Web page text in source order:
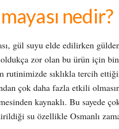
nedir?
gül suyu elde edilirken
zor olan bu ürün için
rutinimizde sıklıkla tercih
çok daha fazla etkili
kaynaklı. Bu sayede
su özellikle Osmanlı